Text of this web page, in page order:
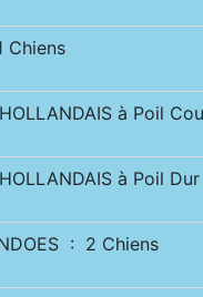
Chiens
HOLLANDAIS à Poil
HOLLANDAIS à Poil
: 2 Chiens